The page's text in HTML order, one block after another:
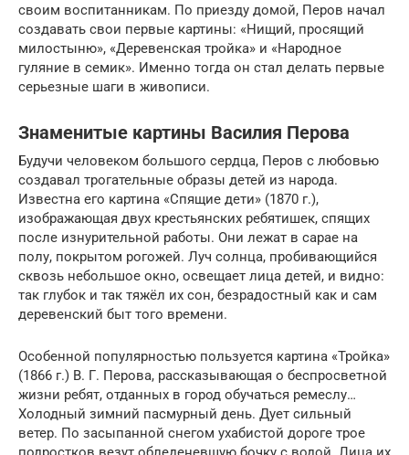
своим воспитанникам. По приезду домой, Перов начал
создавать свои первые картины: «Нищий, просящий
милостыню», «Деревенская тройка» и «Народное
гуляние в семик». Именно тогда он стал делать первые
серьезные шаги в живописи.
Знаменитые картины Василия Перова
Будучи человеком большого сердца, Перов с любовью
создавал трогательные образы детей из народа.
Известна его картина «Спящие дети» (1870 г.),
изображающая двух крестьянских ребятишек, спящих
после изнурительной работы. Они лежат в сарае на
полу, покрытом рогожей. Луч солнца, пробивающийся
сквозь небольшое окно, освещает лица детей, и видно:
так глубок и так тяжёл их сон, безрадостный как и сам
деревенский быт того времени.
Особенной популярностью пользуется картина «Тройка»
(1866 г.) В. Г. Перова, рассказывающая о беспросветной
жизни ребят, отданных в город обучаться ремеслу…
Холодный зимний пасмурный день. Дует сильный
ветер. По засыпанной снегом ухабистой дороге трое